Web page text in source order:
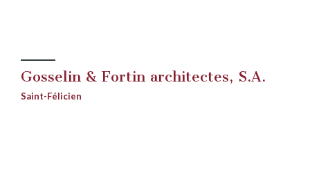
Gosselin & Fortin architectes, S.A.
Saint-Félicien